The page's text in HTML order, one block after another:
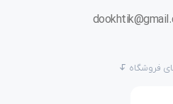
میاندوز کامپیوتری
computerized tubularفروشگاه